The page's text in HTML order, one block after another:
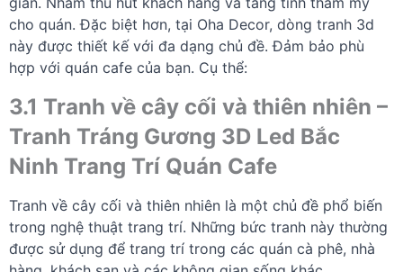
cho quán. Đặc biệt hơn, tại Oha Decor, dòng tranh 3d
này được thiết kế với đa dạng chủ đề. Đảm bảo phù
hợp với quán cafe của bạn. Cụ thể:
3.1 Tranh về cây cối và thiên nhiên –
Tranh Tráng Gương 3D Led Bắc
Ninh Trang Trí Quán Cafe
Tranh về cây cối và thiên nhiên là một chủ đề phổ biến
trong nghệ thuật trang trí. Những bức tranh này thường
được sử dụng để trang trí trong các quán cà phê, nhà